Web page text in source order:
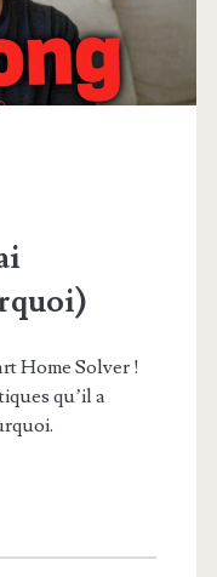
Home Solver !
qu’il a